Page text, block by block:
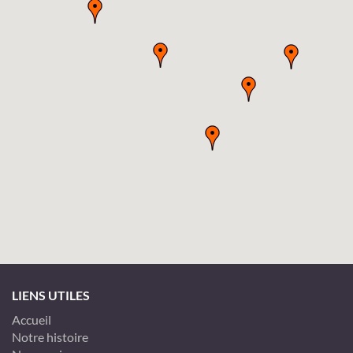
LIENS UTILES
Accueil
Notre histoire